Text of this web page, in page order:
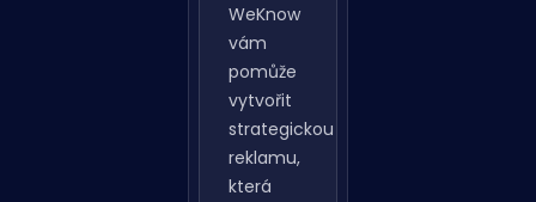
nevíte,
kde
začít?
WeKnow
vám
pomůže
vytvořit